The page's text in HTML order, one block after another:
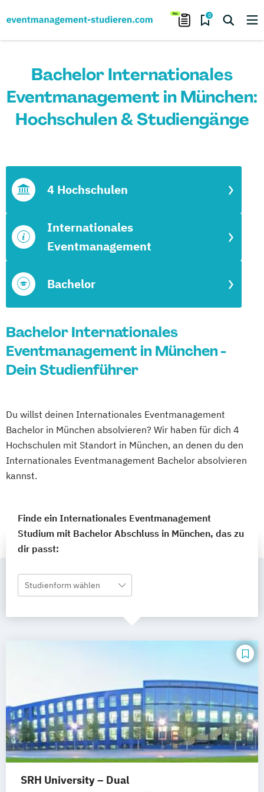
0
Bachelor Internationales
Eventmanagement in München:
Hochschulen & Studiengänge
Bachelor
Internationales
Eventmanagement
4 Hochschulen
Bachelor Internationales
Eventmanagement in München -
Dein Studienführer
Du willst deinen Internationales Eventmanagement
Bachelor in München absolvieren? Wir haben für dich 4
Hochschulen mit Standort in München, an denen du den
Internationales Eventmanagement Bachelor absolvieren
kannst.
Finde ein Internationales Eventmanagement
Studium mit Bachelor Abschluss in München, das zu
dir passt:
Studienform wählen
SRH University – Dual